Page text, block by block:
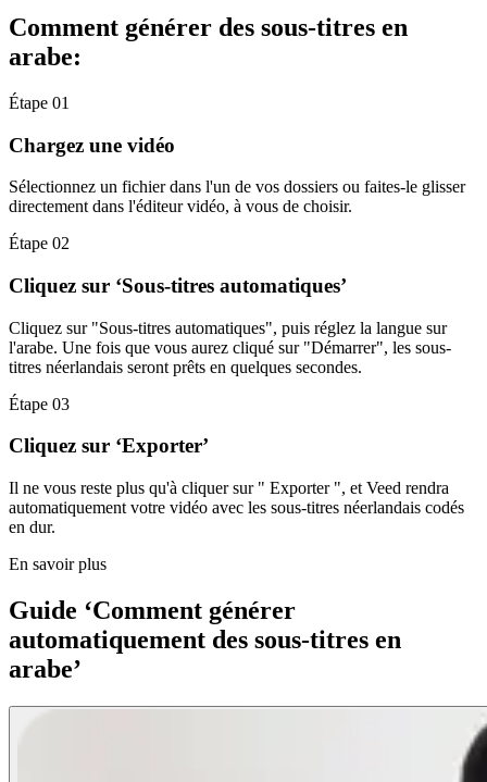
Comment générer des sous-titres en
arabe:
Étape 01
Chargez une vidéo
Sélectionnez un fichier dans l'un de vos dossiers ou faites-le glisser
directement dans l'éditeur vidéo, à vous de choisir.
Étape 02
Cliquez sur ‘Sous-titres automatiques’
Cliquez sur "Sous-titres automatiques", puis réglez la langue sur
l'arabe. Une fois que vous aurez cliqué sur "Démarrer", les sous-
titres néerlandais seront prêts en quelques secondes.
Étape 03
Cliquez sur ‘Exporter’
Il ne vous reste plus qu'à cliquer sur " Exporter ", et Veed rendra
automatiquement votre vidéo avec les sous-titres néerlandais codés
en dur.
En savoir plus
Guide ‘Comment générer
automatiquement des sous-titres en
arabe’